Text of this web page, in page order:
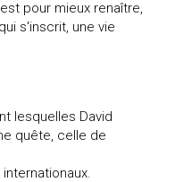
pour mieux renaître,
s'inscrit, une vie
lesquelles David
quête, celle de